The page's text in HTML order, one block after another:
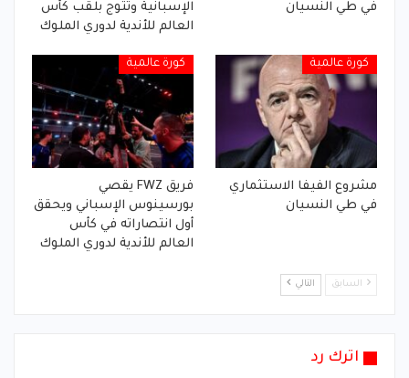
في طي النسيان
الإسبانية وتتوج بلقب كأس
العالم للأندية لدوري الملوك
كورة عالمية
مشروع الفيفا الاستثماري
في طي النسيان
كورة عالمية
فريق FWZ يقصي
بورسينوس الإسباني ويحقق
أول انتصاراته في كأس
العالم للأندية لدوري الملوك
السابق التالي
اترك رد